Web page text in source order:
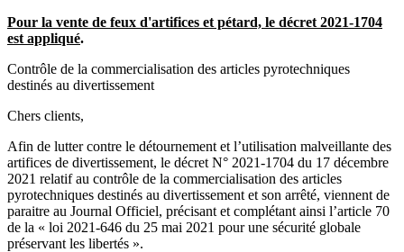
Pour la vente de feux d'artifices et pétard, le décret 2021-1704
est appliqué.
Contrôle de la commercialisation des articles pyrotechniques
destinés au divertissement
Chers clients,
Afin de lutter contre le détournement et l’utilisation malveillante des
artifices de divertissement, le décret N° 2021-1704 du 17 décembre
2021 relatif au contrôle de la commercialisation des articles
pyrotechniques destinés au divertissement et son arrêté, viennent de
paraitre au Journal Officiel, précisant et complétant ainsi l’article 70
de la « loi 2021-646 du 25 mai 2021 pour une sécurité globale
préservant les libertés ».